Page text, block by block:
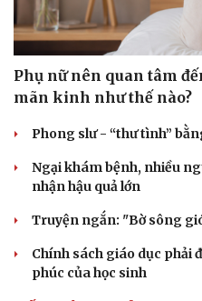
Phụ nữ nên quan tâm
mãn kinh như thế nào?
Phong slư - “thư tình”
Ngại khám bệnh, nhiều
nhận hậu quả lớn
Truyện ngắn: "Bờ sông
Chính sách giáo dục phải
phúc của học sinh